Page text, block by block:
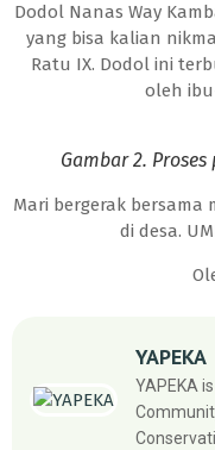
Dodol Nanas Way
yang bisa kalian
Ratu IX. Dodol ini
oleh
Gambar 2.
Mari bergerak
di desa.
YAPEKA
YAPEKA